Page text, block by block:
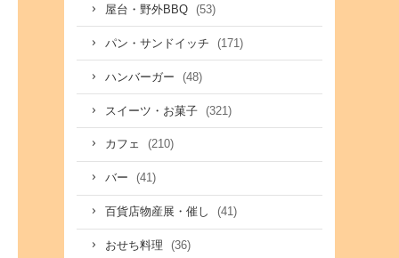
屋台・野外BBQ (53)
パン・サンドイッチ (171)
ハンバーガー (48)
スイーツ・お菓子 (321)
カフェ (210)
バー (41)
百貨店物産展・催し (41)
おせち料理 (36)